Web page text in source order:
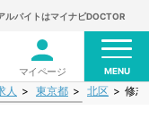
ルバイトはマイナビDOCTOR
マイページ MENU
人 東京都 北区 修志